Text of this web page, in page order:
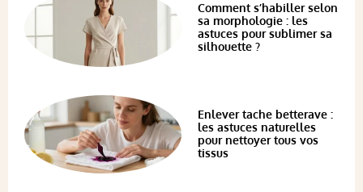
Comment s’habiller selon
sa morphologie : les
astuces pour sublimer sa
silhouette ?
Enlever tache betterave :
les astuces naturelles
pour nettoyer tous vos
tissus